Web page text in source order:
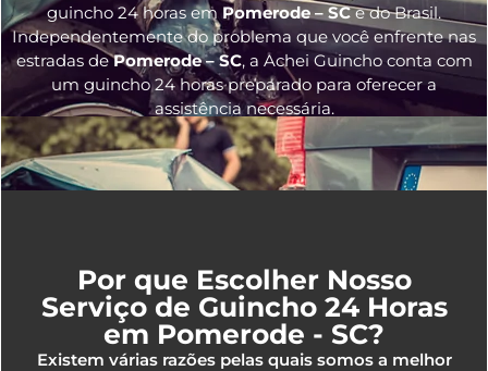
guincho 24 horasem Pomerode – SCe do Brasil.
Independentemente do problema que você enfrente nas
estradas dePomerode – SC, a Achei Guincho conta com
um guincho 24 horas preparado para oferecer a
assistência necessária.
Por que Escolher Nosso
Serviço de Guincho 24 Horas
em Pomerode - SC?
Existem várias razões pelas quais somos a melhor